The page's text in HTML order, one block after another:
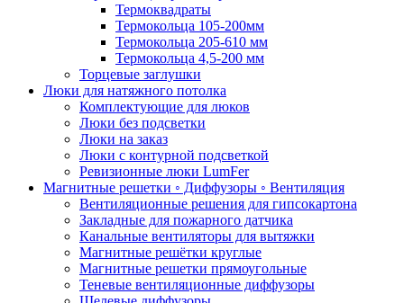
Термоквадраты
Термокольца 105-200мм
Термокольца 205-610 мм
Термокольца 4,5-200 мм
Торцевые заглушки
Люки для натяжного потолка
Комплектующие для люков
Люки без подсветки
Люки на заказ
Люки с контурной подсветкой
Ревизионные люки LumFer
Магнитные решетки ◦ Диффузоры ◦ Вентиляция
Вентиляционные решения для гипсокартона
Закладные для пожарного датчика
Канальные вентиляторы для вытяжки
Магнитные решётки круглые
Магнитные решетки прямоугольные
Теневые вентиляционные диффузоры